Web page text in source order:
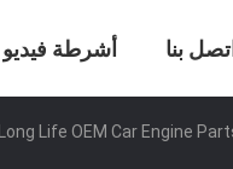
أشرطة فيديو اتصل بنا